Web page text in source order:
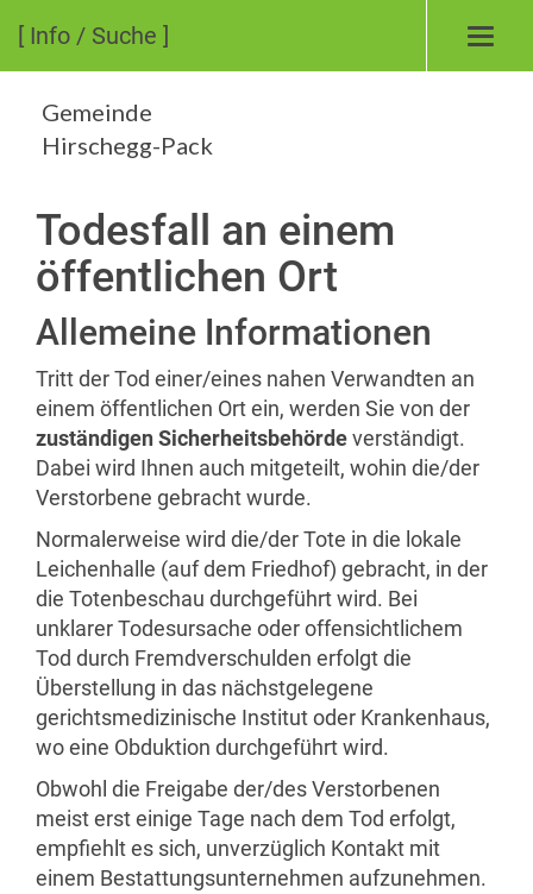
[ Info / Suche ]
Gemeinde
Hirschegg-Pack
Todesfall an einem
öffentlichen Ort
Allemeine Informationen
Tritt der Tod einer/eines nahen Verwandten an
einem öffentlichen Ort ein, werden Sie von der
zuständigen Sicherheitsbehördeverständigt.
Dabei wird Ihnen auch mitgeteilt, wohin die/der
Verstorbene gebracht wurde.
Normalerweise wird die/der Tote in die lokale
Leichenhalle (auf dem Friedhof) gebracht, in der
die Totenbeschau durchgeführt wird. Bei
unklarer Todesursache oder offensichtlichem
Tod durch Fremdverschulden erfolgt die
Überstellung in das nächstgelegene
gerichtsmedizinische Institut oder Krankenhaus,
wo eine Obduktion durchgeführt wird.
Obwohl die Freigabe der/des Verstorbenen
meist erst einige Tage nach dem Tod erfolgt,
empfiehlt es sich, unverzüglich Kontakt mit
einem Bestattungsunternehmen aufzunehmen.